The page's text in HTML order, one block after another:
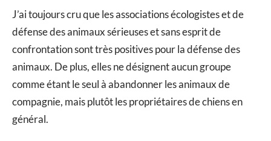
J’ai toujours cru que les associations écologistes et de
défense des animaux sérieuses et sans esprit de
confrontation sont très positives pour la défense des
animaux. De plus, elles ne désignent aucun groupe
comme étant le seul à abandonner les animaux de
compagnie, mais plutôt les propriétaires de chiens en
général.